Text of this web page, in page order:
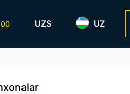
UZS UZ